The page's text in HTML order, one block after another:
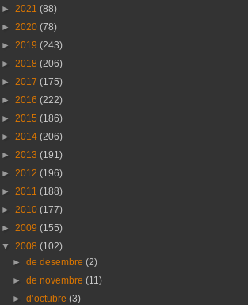
► 2021 (88)
► 2020 (78)
► 2019 (243)
► 2018 (206)
► 2017 (175)
► 2016 (222)
► 2015 (186)
► 2014 (206)
► 2013 (191)
► 2012 (196)
► 2011 (188)
► 2010 (177)
► 2009 (155)
▼ 2008 (102)
►de desembre(2)
►de novembre(11)
►d’octubre(3)